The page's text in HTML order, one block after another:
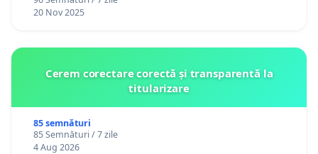
20 Nov 2025
Cerem corectare corectă și transparentă la
titularizare
85 semnături
85 Semnături / 7 zile
4 Aug 2026